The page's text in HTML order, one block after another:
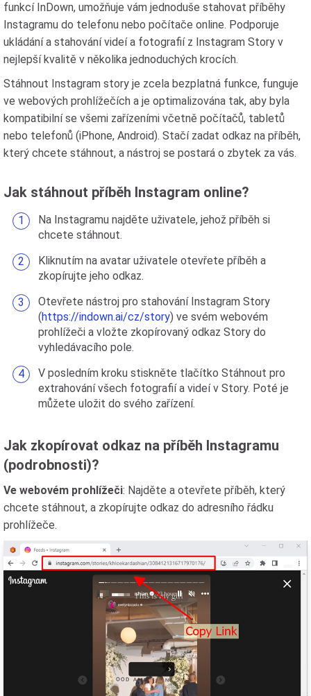
funkcí InDown, umožňuje vám jednoduše stahovat příběhy
Instagramu do telefonu nebo počítače online. Podporuje
ukládání a stahování videí a fotografií z Instagram Story v
nejlepší kvalitě v několika jednoduchých krocích.
Stáhnout Instagram story je zcela bezplatná funkce, funguje
ve webových prohlížečích a je optimalizována tak, aby byla
kompatibilní se všemi zařízeními včetně počítačů, tabletů
nebo telefonů (iPhone, Android). Stačí zadat odkaz na příběh,
který chcete stáhnout, a nástroj se postará o zbytek za vás.
Jak stáhnout příběh Instagram online?
Na Instagramu najděte uživatele, jehož příběh si
chcete stáhnout.
Kliknutím na avatar uživatele otevřete příběh a
zkopírujte jeho odkaz.
Otevřete nástroj pro stahování Instagram Story
(https://indown.ai/cz/story) ve svém webovém
prohlížeči a vložte zkopírovaný odkaz Story do
vyhledávacího pole.
V posledním kroku stiskněte tlačítko Stáhnout pro
extrahování všech fotografií a videí v Story. Poté je
můžete uložit do svého zařízení.
Jak zkopírovat odkaz na příběh Instagramu
(podrobnosti)?
Ve webovém prohlížeči: Najděte a otevřete příběh, který
chcete stáhnout, a zkopírujte odkaz do adresního řádku
prohlížeče.